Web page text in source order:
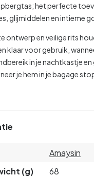
het perfecte
glijmiddelen en intieme
ontwerp en veilige rits
klaar voor gebruik,
in je nachtkastje
je hem in je bagage
Amaysin
(g)
68